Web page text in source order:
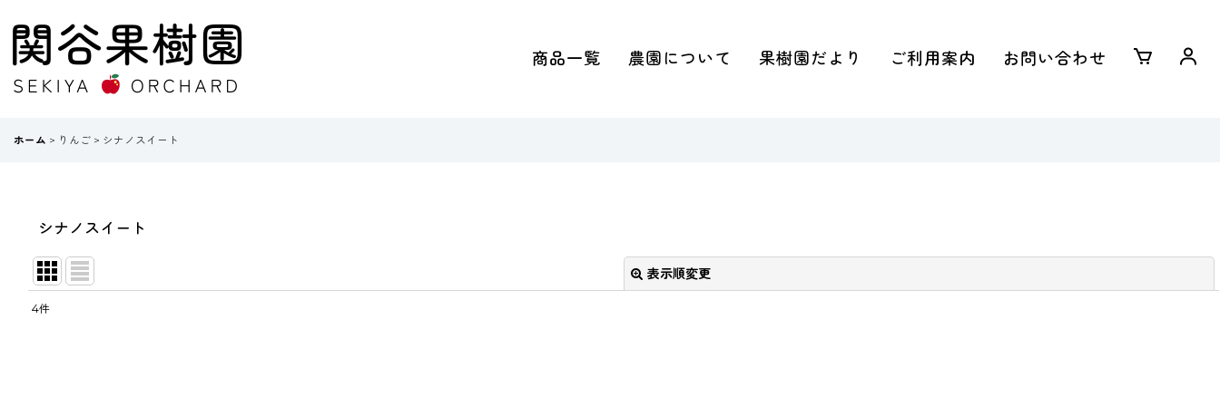
商品一覧 農園について 果樹園だより ご利用案内 お問い合わせ
ホーム > りんご > シナノスイート
シナノスイート
表示順変更
4件